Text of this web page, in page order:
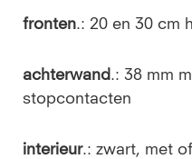
fronten.: 20 en 30 cm
achterwand.: 38 mm
stopcontacten
interieur.: zwart, met